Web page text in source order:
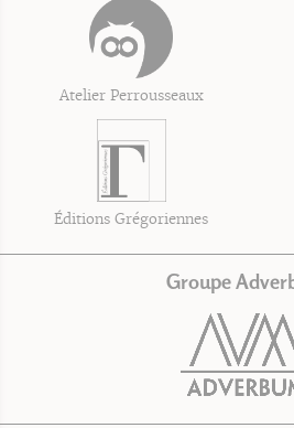
Atelier Perrousseaux
Éditions Grégoriennes
Groupe